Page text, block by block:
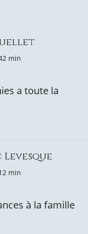
min
a toute la
min
à la famille